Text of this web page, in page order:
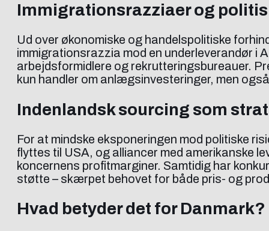
Immigrationsrazziaer og
Ud over økonomiske og handelspolitiske
immigrationsrazzia mod en underleverandør i
arbejdsformidlere og rekrutteringsbureauer.
kun handler om anlægsinvesteringer, men
Indenlandsk sourcing som
For at mindske eksponeringen mod politiske
flyttes til USA, og alliancer med amerikanske
koncernens profitmarginer. Samtidig har
støtte – skærpet behovet for både pris- og
Hvad betyder det for Danmark?